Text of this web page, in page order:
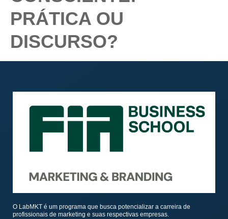
PRÁTICA OU
DISCURSO?
O LabMKT é um programa que busca potencializar a carreira de
profissionais de marketing e suas respectivas empresas.